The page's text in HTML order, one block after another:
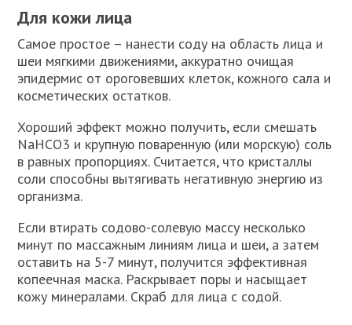
Для кожи лица
Самое простое – нанести соду на область лица и
шеи мягкими движениями, аккуратно очищая
эпидермис от ороговевших клеток, кожного сала и
косметических остатков.
Хороший эффект можно получить, если смешать
NaHCO3 и крупную поваренную (или морскую) соль
в равных пропорциях. Считается, что кристаллы
соли способны вытягивать негативную энергию из
организма.
Если втирать содово-солевую массу несколько
минут по массажным линиям лица и шеи, а затем
оставить на 5-7 минут, получится эффективная
копеечная маска. Раскрывает поры и насыщает
кожу минералами. Скраб для лица с содой.